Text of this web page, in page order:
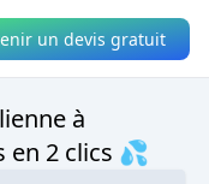
un devis gratuit
à
en 2 clics 💦